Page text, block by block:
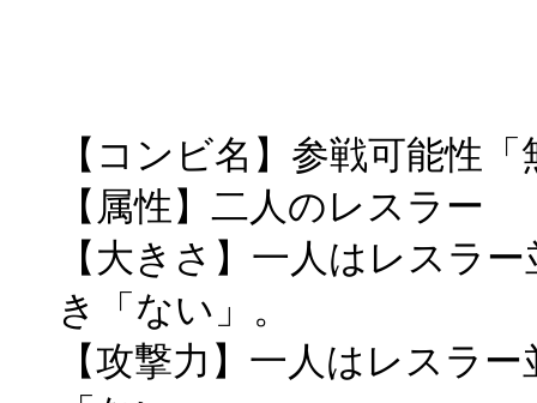
【コンビ名】参戦可能性「
【属性】二人のレスラー
【大きさ】一人はレスラ
き「ない」。
【攻撃力】一人はレスラ